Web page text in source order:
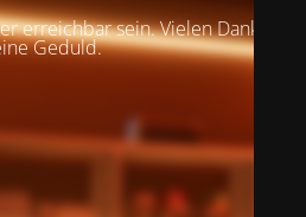
erreichbar sein. Vielen Dank für
Geduld.